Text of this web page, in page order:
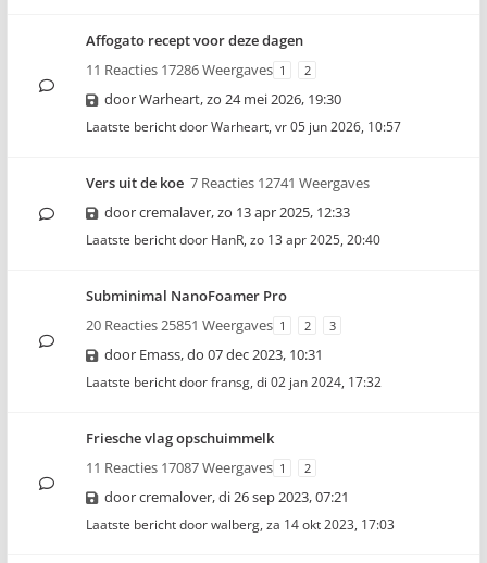
Affogato recept voor deze dagen
11 Reacties 17286 Weergaves 1 2
doorWarheart,zo 24 mei 2026, 19:30
Laatste bericht doorWarheart, vr 05 jun 2026, 10:57
Vers uit de koe 7 Reacties 12741 Weergaves
doorcremalaver,zo 13 apr 2025, 12:33
Laatste bericht door HanR, zo 13 apr 2025, 20:40
Subminimal NanoFoamer Pro
20 Reacties 25851 Weergaves 1 2 3
door Emass,do 07 dec 2023, 10:31
Laatste bericht doorfransg, di 02 jan 2024, 17:32
Friesche vlag opschuimmelk
11 Reacties 17087 Weergaves 1 2
doorcremalover,di 26 sep 2023, 07:21
Laatste bericht doorwalberg, za 14 okt 2023, 17:03